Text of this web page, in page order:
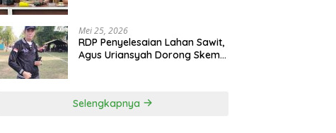
Mei 25, 2026
RDP Penyelesaian Lahan Sawit,
Agus Uriansyah Dorong Skema
Selengkapnya